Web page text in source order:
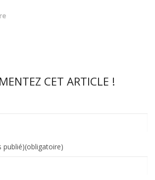
CET ARTICLE !
publié)(obligatoire)